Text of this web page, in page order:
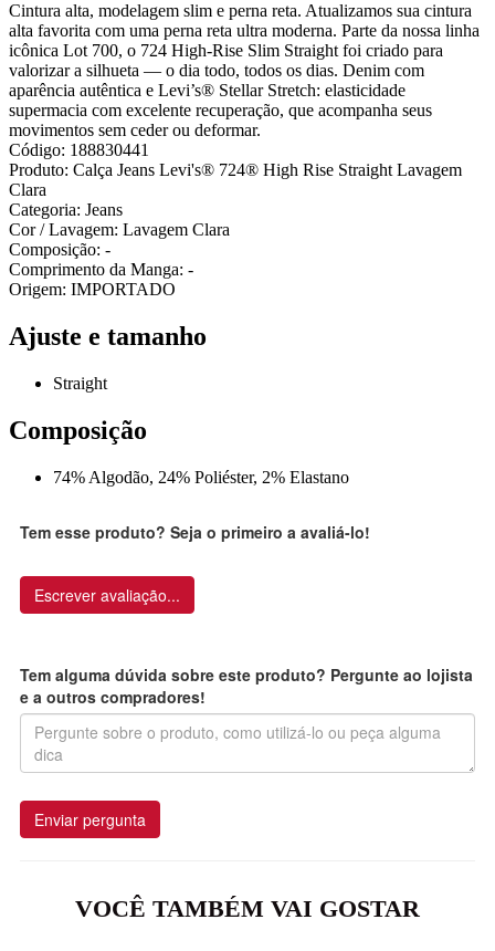
Cintura alta, modelagem slim e perna reta. Atualizamos sua cintura
alta favorita com uma perna reta ultra moderna. Parte da nossa linha
icônica Lot 700, o 724 High-Rise Slim Straight foi criado para
valorizar a silhueta — o dia todo, todos os dias. Denim com
aparência autêntica e Levi’s® Stellar Stretch: elasticidade
supermacia com excelente recuperação, que acompanha seus
movimentos sem ceder ou deformar.
Código: 188830441
Produto: Calça Jeans Levi's® 724® High Rise Straight Lavagem
Clara
Categoria: Jeans
Cor / Lavagem: Lavagem Clara
Composição: -
Comprimento da Manga: -
Origem: IMPORTADO
Ajuste e tamanho
Straight
Composição
74% Algodão, 24% Poliéster, 2% Elastano
Tem esse produto? Seja o primeiro a avaliá-lo!
Escrever avaliação...
Tem alguma dúvida sobre este produto? Pergunte ao lojista
e a outros compradores!
Enviar pergunta
VOCÊ TAMBÉM VAI GOSTAR